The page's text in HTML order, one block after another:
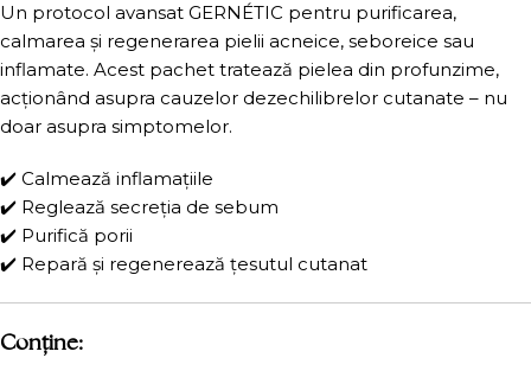
Un protocol avansat GERNÉTIC pentru purificarea,
calmarea și regenerarea pielii acneice, seboreice sau
inflamate. Acest pachet tratează pielea din profunzime,
acționând asupra cauzelor dezechilibrelor cutanate – nu
doar asupra simptomelor.
✔️ Calmează inflamațiile
✔️ Reglează secreția de sebum
✔️ Purifică porii
✔️ Repară și regenerează țesutul cutanat
Conține: